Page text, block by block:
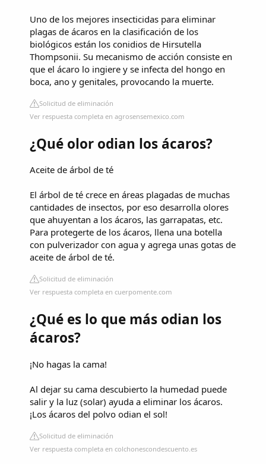
Uno de los mejores insecticidas para eliminar
plagas de ácaros en la clasificación de los
biológicos están los conidios de Hirsutella
Thompsonii. Su mecanismo de acción consiste en
que el ácaro lo ingiere y se infecta del hongo en
boca, ano y genitales, provocando la muerte.
Solicitud de eliminación
Ver respuesta completa en agrosensemexico.com
¿Qué olor odian los ácaros?
Aceite de árbol de té
El árbol de té crece en áreas plagadas de muchas
cantidades de insectos, por eso desarrolla olores
que ahuyentan a los ácaros, las garrapatas, etc.
Para protegerte de los ácaros, llena una botella
con pulverizador con agua y agrega unas gotas de
aceite de árbol de té.
Solicitud de eliminación
Ver respuesta completa en cuerpomente.com
¿Qué es lo que más odian los
ácaros?
¡No hagas la cama!
Al dejar su cama descubierto la humedad puede
salir y la luz (solar) ayuda a eliminar los ácaros.
¡Los ácaros del polvo odian el sol!
Solicitud de eliminación
Ver respuesta completa en colchonescondescuento.es